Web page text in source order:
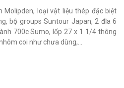
Molipden, loại vật liệu thép đặc biệt
bộ groups Suntour Japan, 2 đĩa 6
700c Sumo, lốp 27 x 1 1/4 thông
coi như chưa dùng,...